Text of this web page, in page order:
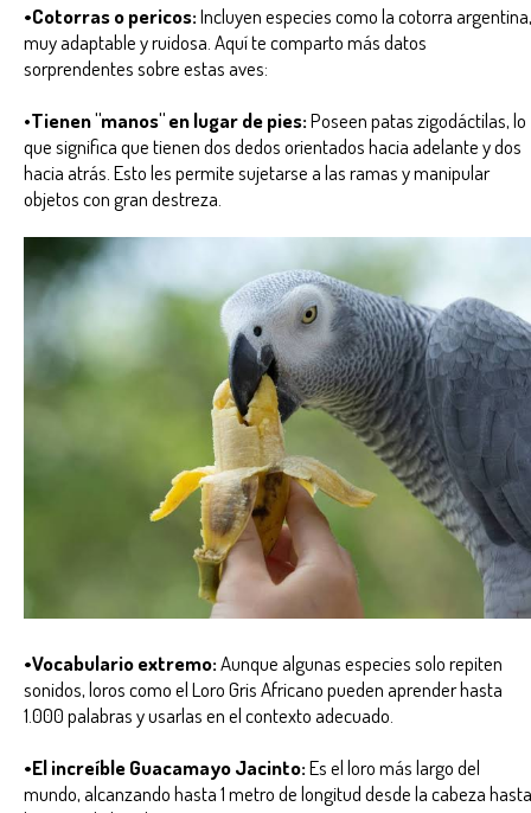
•Cotorras o pericos:Incluyen especies como la cotorra argentina,
muy adaptable y ruidosa. Aquí te comparto más datos
sorprendentes sobre estas aves:
•Tienen "manos" en lugar de pies:Poseen patas zigodáctilas, lo
que significa que tienen dos dedos orientados hacia adelante y dos
hacia atrás. Esto les permite sujetarse a las ramas y manipular
objetos con gran destreza.
•Vocabulario extremo:Aunque algunas especies solo repiten
sonidos, loros como el Loro Gris Africano pueden aprender hasta
1.000 palabras y usarlas en el contexto adecuado.
•El increíble Guacamayo Jacinto:Es el loro más largo del
mundo, alcanzando hasta 1 metro de longitud desde la cabeza hasta